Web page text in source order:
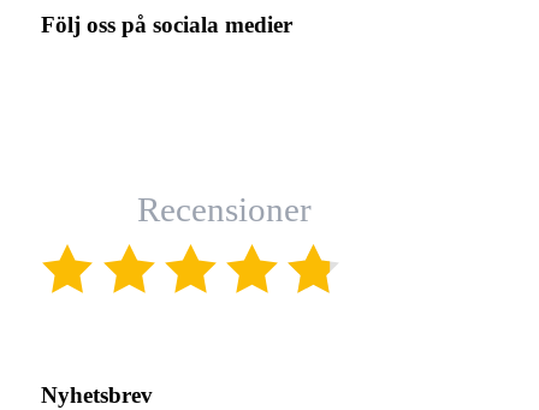
Följ oss på sociala medier
Recensioner
Nyhetsbrev